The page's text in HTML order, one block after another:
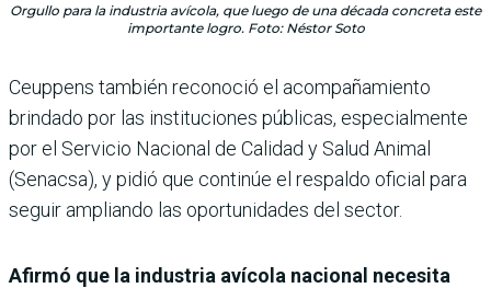
Orgullo para la industria avícola, que luego de una década concreta este
importante logro. Foto: Néstor Soto
Ceuppens también reconoció el acompañamiento
brindado por las instituciones públicas, especialmente
por el Servicio Nacional de Calidad y Salud Animal
(Senacsa), y pidió que continúe el respaldo oficial para
seguir ampliando las oportunidades del sector.
Afirmó que la industria avícola nacional necesita